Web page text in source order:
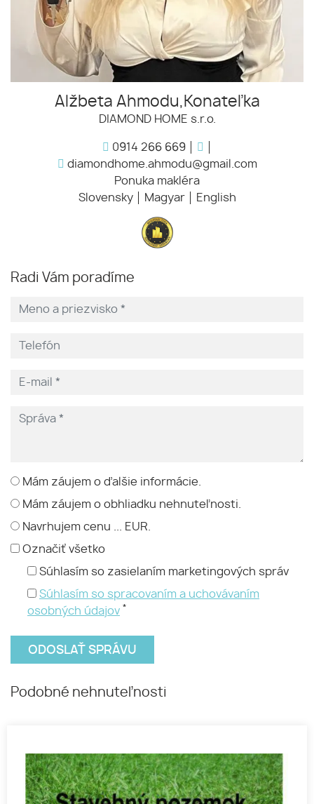
Alžbeta Ahmodu,Konateľka
DIAMOND HOME s.r.o.
0914 266 669
diamondhome.ahmodu@gmail.com
Ponuka makléra
Slovensky
Magyar English
Radi Vám poradíme
Mám záujem o ďalšie informácie.
Mám záujem o obhliadku nehnuteľnosti.
Navrhujem cenu ... EUR.
Označiť všetko
Súhlasím so zasielaním marketingových správ
Súhlasím so spracovaním a uchovávaním
osobných údajov *
Podobné nehnuteľnosti